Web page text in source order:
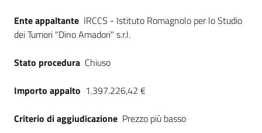
Ente appaltante IRCCS - Istituto Romagnolo per lo Studio
dei Tumori "Dino Amadori" s.r.l.
Stato procedura Chiuso
Importo appalto 1.397.226,42 €
Criterio di aggiudicazione Prezzo più basso